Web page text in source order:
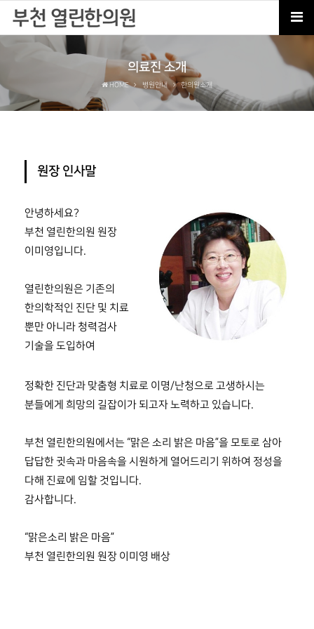
의료진 소개
HOME 병원안내 한의원소개
원장 인사말
안녕하세요?
부천 열린한의원 원장
이미영입니다.
열린한의원은 기존의
한의학적인 진단 및 치료
뿐만 아니라 청력검사
기술을 도입하여
정확한 진단과 맞춤형 치료로 이명/난청으로 고생하시는
분들에게 희망의 길잡이가 되고자 노력하고 있습니다.
부천 열린한의원에서는 “맑은 소리 밝은 마음”을 모토로 삼아
답답한 귓속과 마음속을 시원하게 열어드리기 위하여 정성을
다해 진료에 임할 것입니다.
감사합니다.
“맑은소리 밝은 마음”
부천 열린한의원 원장 이미영 배상